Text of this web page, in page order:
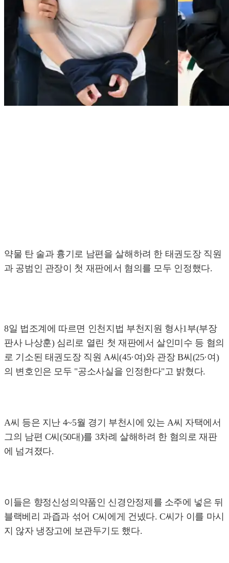
약물 탄 술과 흉기로 남편을 살해하려 한 태권도장 직원
과 공범인 관장이 첫 재판에서 혐의를 모두 인정했다.
8일 법조계에 따르면 인천지법 부천지원 형사1부(부장
판사 나상훈) 심리로 열린 첫 재판에서 살인미수 등 혐의
로 기소된 태권도장 직원 A씨(45·여)와 관장 B씨(25·여)
의 변호인은 모두 "공소사실을 인정한다"고 밝혔다.
A씨 등은 지난 4~5월 경기 부천시에 있는 A씨 자택에서
그의 남편 C씨(50대)를 3차례 살해하려 한 혐의로 재판
에 넘겨졌다.
이들은 향정신성의약품인 신경안정제를 소주에 넣은 뒤
블랙베리 과즙과 섞어 C씨에게 건넸다. C씨가 이를 마시
지 않자 냉장고에 보관두기도 했다.